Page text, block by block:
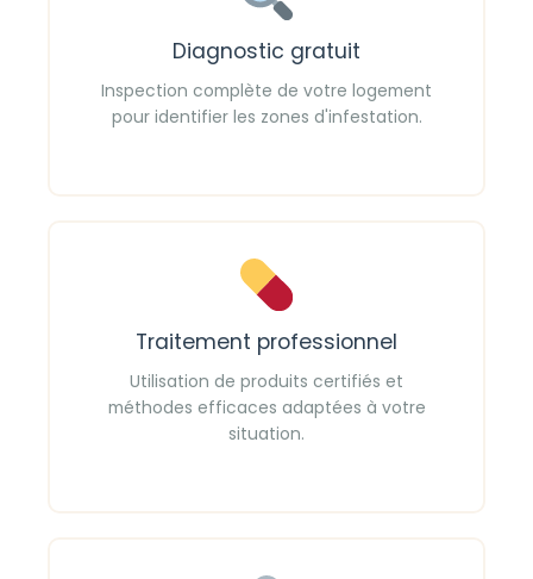
Diagnostic gratuit
Inspection complète de votre logement
pour identifier les zones d'infestation.
Traitement professionnel
Utilisation de produits certifiés et
méthodes efficaces adaptées à votre
situation.